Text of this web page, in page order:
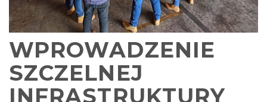
WPROWADZENIE
SZCZELNEJ
INFRASTRUKTURY